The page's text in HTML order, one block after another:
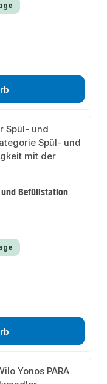
und Befüllstation